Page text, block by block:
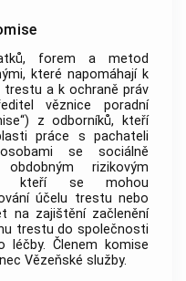
forem a metod
které napomáhají k
trestu a k ochraně práv
věznice poradní
z odborníků, kteří
práce s pachateli
se sociálně
rizikovým
kteří se mohou
účelu trestu nebo
na zajištění začlenění
trestu do společnosti
léčby. Členem komise
Vězeňské služby.